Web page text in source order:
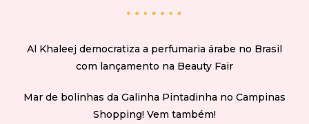
Al Khaleej democratiza a perfumaria árabe no Brasil
com lançamento na Beauty Fair
Mar de bolinhas da Galinha Pintadinha no Campinas
Shopping! Vem também!